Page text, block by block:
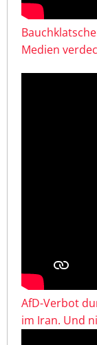
Medien
AfD-Verbot
im Iran. Und